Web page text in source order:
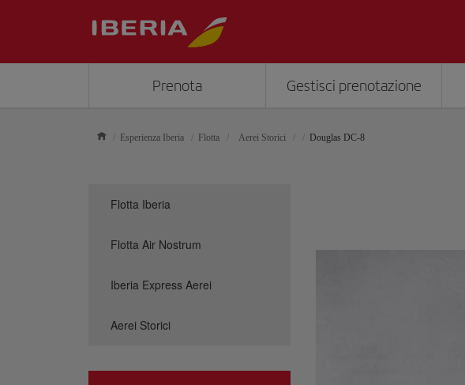
Prenota Gestisci prenotazione
Esperienza Iberia Flotta Aerei Storici Douglas DC-8
Flotta Iberia
Flotta Air Nostrum
Iberia Express Aerei
Aerei Storici